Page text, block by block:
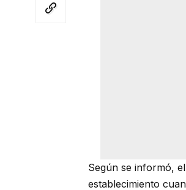
Según se informó,
establecimiento